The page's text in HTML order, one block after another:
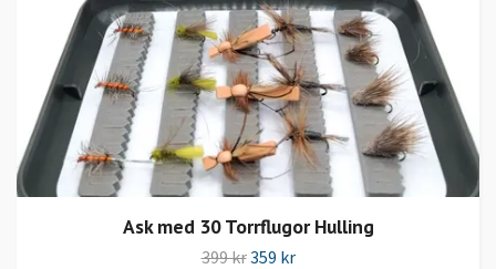
Ask med 30 Torrflugor Hulling
399 kr359 kr